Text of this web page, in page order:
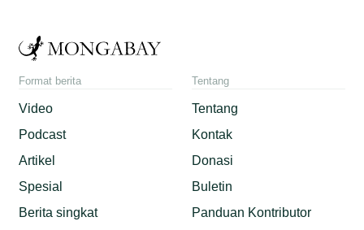
Format berita
Video
Podcast
Artikel
Spesial
Berita singkat
Tentang
Tentang
Kontak
Donasi
Buletin
Panduan Kontributor